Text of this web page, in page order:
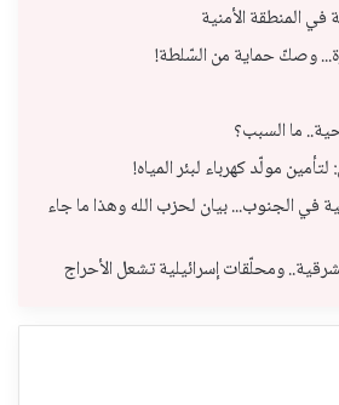
المنطقة الأمنية
وصكّ حماية من السّلطة!
ما السبب؟
مولّد كهرباء لبئر المياه!
في الجنوب... بيان لحزب الله وهذا ما جاء
ومحلّقات إسرائيلية تشعل الأحراج